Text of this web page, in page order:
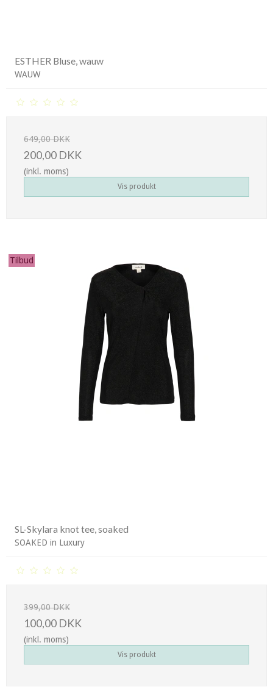
ESTHER Bluse, wauw
WAUW
649,00 DKK
200,00 DKK
(inkl. moms)
Vis produkt
Tilbud
SL-Skylara knot tee, soaked
SOAKED in Luxury
399,00 DKK
100,00 DKK
(inkl. moms)
Vis produkt